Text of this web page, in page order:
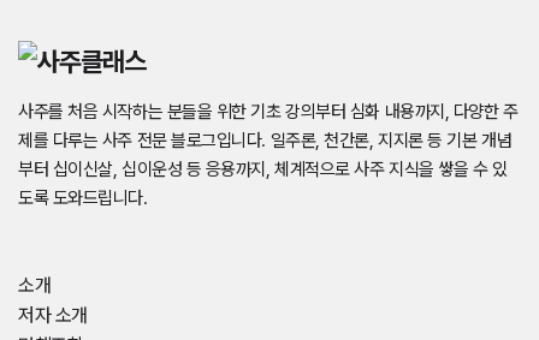
사주를 처음 시작하는 분들을 위한 기초 강의부터 심화 내용까지, 다양한 주
제를 다루는 사주 전문 블로그입니다. 일주론, 천간론, 지지론 등 기본 개념
부터 십이신살, 십이운성 등 응용까지, 체계적으로 사주 지식을 쌓을 수 있
도록 도와드립니다.
소개
저자 소개